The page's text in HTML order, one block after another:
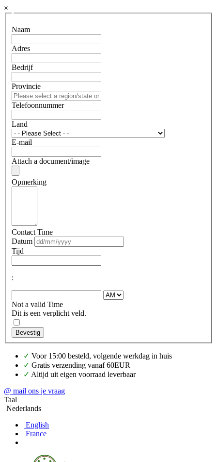
×
Naam
Adres
Bedrijf
Provincie
Telefoonnummer
Land
E-mail
Attach a document/image
Opmerking
Contact Time
Datum
Tijd
:
Not a valid Time
Dit is een verplicht veld.
Bevestig
✓ Voor 15:00 besteld, volgende werkdag in huis
✓ Gratis verzending vanaf 60EUR
✓ Altijd uit eigen voorraad leverbaar
@ mail ons je vraag
Taal
Nederlands
English
France